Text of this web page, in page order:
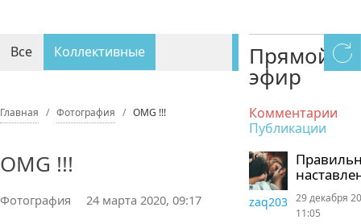
Все Коллективные
Главная Фотография OMG !!!
OMG !!!
Фотография 24 марта 2020, 09:17
Прямой
эфир
Комментарии
Публикации
zaq203 29 декабря
11:05